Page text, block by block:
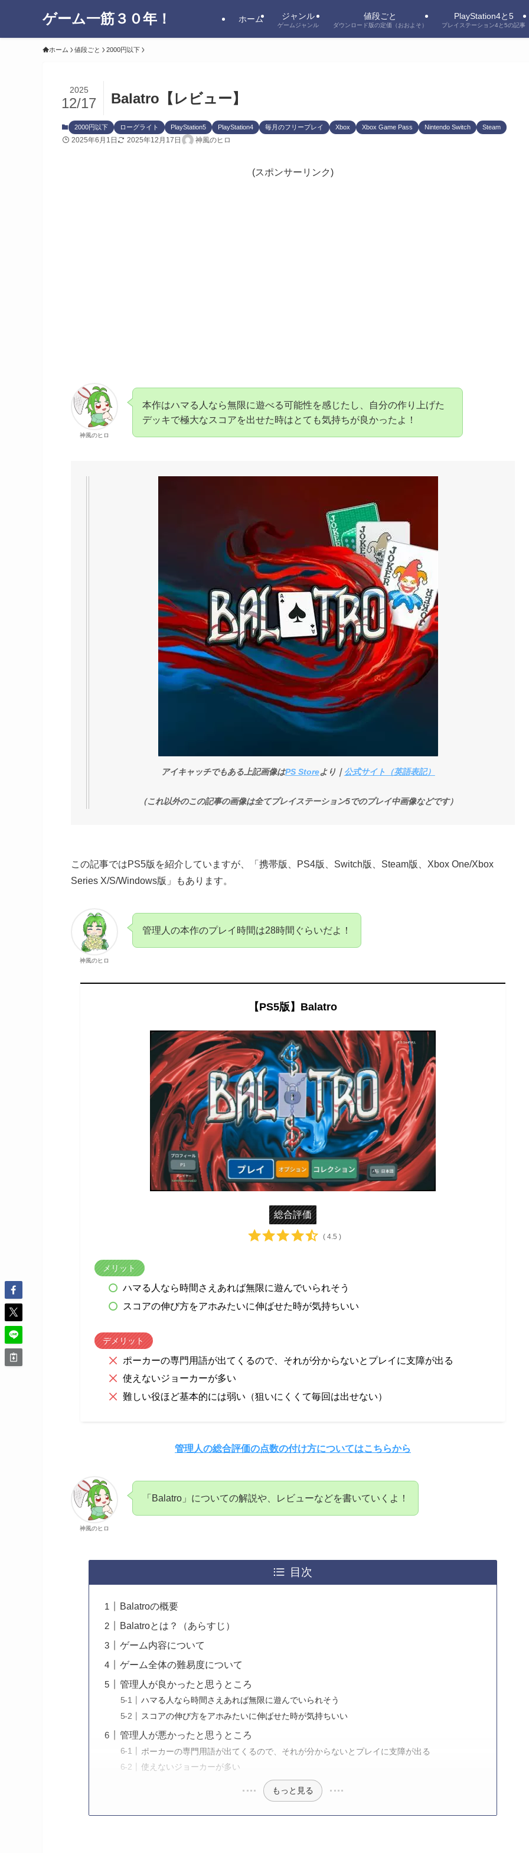
ゲーム一筋３０年！ ホーム ジャンル
ゲームジャンル
値段ごと
ダウンロード版の定価（おおよそ）
PlayStation4と5
プレイステーション4と5の記事
ホーム 値段ごと 2000円以下
Balatro【レビュー】
2025
12/17
2000円以下 ローグライト PlayStation5 PlayStation4 毎月のフリープレイ Xbox Xbox Game Pass Nintendo Switch Steam
2025年6月1日 2025年12月17日 神風のヒロ
(スポンサーリンク)
神風のヒロ
本作はハマる人なら無限に遊べる可能性を感じたし、自分の作り上げた
デッキで極大なスコアを出せた時はとても気持ちが良かったよ！
アイキャッチでもある上記画像はPS Storeより｜ 公式サイト（英語表記）
（これ以外のこの記事の画像は全てプレイステーション5でのプレイ中画像などです）
この記事ではPS5版を紹介していますが、「携帯版、PS4版、Switch版、Steam版、Xbox One/Xbox
Series X/S/Windows版」もあります。
神風のヒロ
管理人の本作のプレイ時間は28時間ぐらいだよ！
【PS5版】Balatro
総合評価
( 4.5 )
メリット
ハマる人なら時間さえあれば無限に遊んでいられそう
スコアの伸び方をアホみたいに伸ばせた時が気持ちいい
デメリット
ポーカーの専門用語が出てくるので、それが分からないとプレイに支障が出る
使えないジョーカーが多い
難しい役ほど基本的には弱い（狙いにくくて毎回は出せない）
管理人の総合評価の点数の付け方についてはこちらから
神風のヒロ
「Balatro」についての解説や、レビューなどを書いていくよ！
目次
Balatroの概要
Balatroとは？（あらすじ）
ゲーム内容について
ゲーム全体の難易度について
管理人が良かったと思うところ
ハマる人なら時間さえあれば無限に遊んでいられそう
スコアの伸び方をアホみたいに伸ばせた時が気持ちいい
管理人が悪かったと思うところ
ポーカーの専門用語が出てくるので、それが分からないとプレイに支障が出る
使えないジョーカーが多い
もっと見る